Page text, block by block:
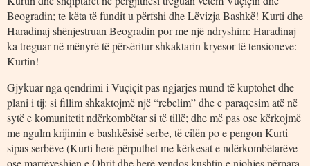
Beogradin; te këta të fundit u përfshi dhe Lëvizja Bashkë! Kurti dhe
Haradinaj shënjestruan Beogradin por me një ndryshim: Haradinaj
ka treguar në mënyrë të përsëritur shkaktarin kryesor të tensioneve:
Kurtin!
Gjykuar nga qendrimi i Vuçiçit pas ngjarjes mund të kuptohet dhe
plani i tij: si fillim shkaktojmë një “rebelim” dhe e paraqesim atë në
sytë e komunitetit ndërkombëtar si të tillë; dhe më pas ose kërkojmë
me ngulm krijimin e bashkësisë serbe, të cilën po e pengon Kurti
sipas serbëve (Kurti herë përputhet me kërkesat e ndërkombëtarëve
ose marrëveshjen e Ohrit dhe herë vendos kushtin e njohjes përpara